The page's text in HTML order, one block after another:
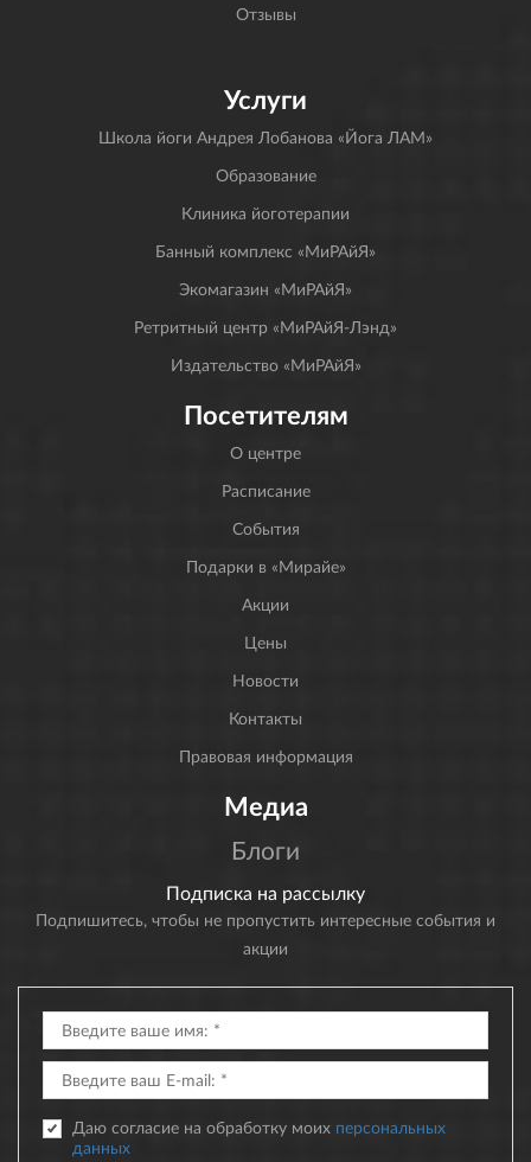
Отзывы
Услуги
Школа йоги Андрея Лобанова «Йога ЛАМ»
Образование
Клиника йоготерапии
Банный комплекс «МиРАйЯ»
Экомагазин «МиРАйЯ»
Ретритный центр «МиРАйЯ-Лэнд»
Издательство «МиРАйЯ»
Посетителям
О центре
Расписание
События
Подарки в «Мирайе»
Акции
Цены
Новости
Контакты
Правовая информация
Медиа
Блоги
Подписка на рассылку
Подпишитесь, чтобы не пропустить интересные события и
акции
Даю согласие на обработку моих персональных
данных